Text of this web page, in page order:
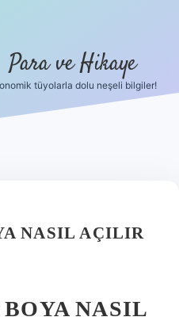
Para ve Hikaye
tüyolarla dolu neşeli bilgiler!
NASIL AÇILIR
NASIL